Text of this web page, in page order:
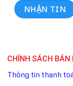
CHÍNH SÁCH BÁN
Thông tin thanh